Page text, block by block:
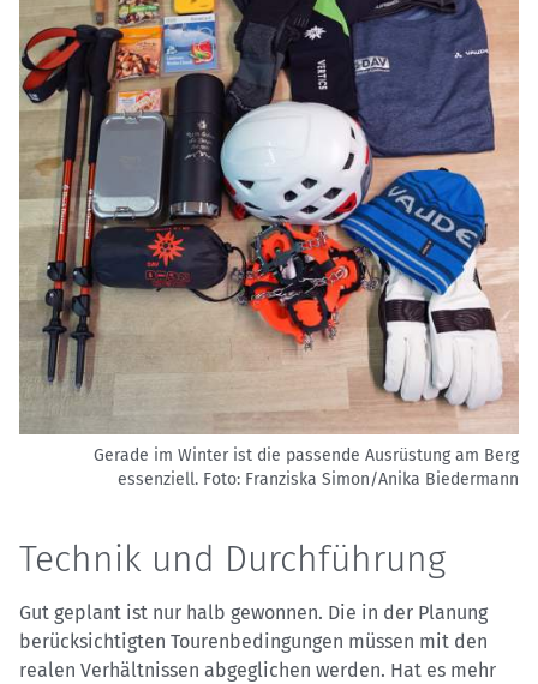
Gerade im Winter ist die passende Ausrüstung am Berg
essenziell. Foto: Franziska Simon/Anika Biedermann
Technik und Durchführung
Gut geplant ist nur halb gewonnen. Die in der Planung
berücksichtigten Tourenbedingungen müssen mit den
realen Verhältnissen abgeglichen werden. Hat es mehr